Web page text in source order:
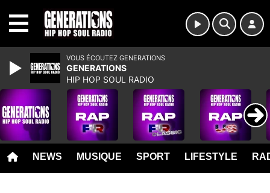
NEWS MUSIQUE SPORT LIFESTYLE
VOUS ÉCOUTEZ GENERATIONS
GENERATIONS
HIP HOP SOUL RADIO